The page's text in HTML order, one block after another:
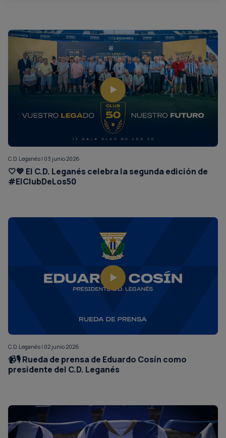
C.D. Leganés | 03 junio 2026
🤍💙 El C.D. Leganés celebra la segunda edición de
#ElClubDeLos50
C.D. Leganés | 02 junio 2026
📹🎙️ Rueda de prensa de Eduardo Cosín como
presidente del C.D. Leganés